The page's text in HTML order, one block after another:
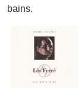
bains.